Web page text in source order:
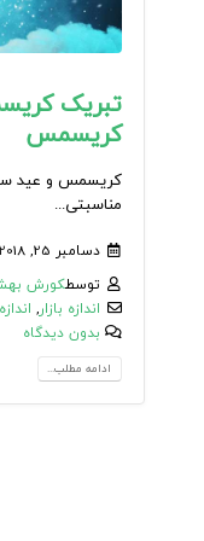
تبریک
کریسمس
کریسمس و عید
مناسبتی...
دسامبر 25, 2018
توسطکورش
اندازه بازار,
بدون دیدگاه
ادامه مطلب...